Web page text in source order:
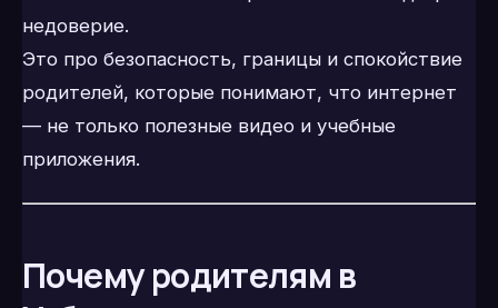
недоверие.
Это про безопасность, границы и спокойствие
родителей, которые понимают, что интернет
— не только полезные видео и учебные
приложения.
Почему родителям в